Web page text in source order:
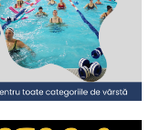
Ionuț Parghel
2de 2